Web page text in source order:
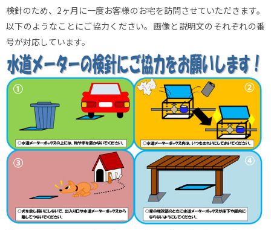
検針のため、2ヶ月に一度お客様のお宅を訪問させていただきます。
以下のようなことにご協力ください。画像と説明文のそれぞれの番
号が対応しています。